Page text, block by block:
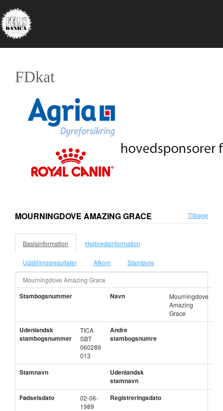
FDkat
MOURNINGDOVE AMAZING GRACE Tilbage
Basisinformation Helbredsinformation
Udstillingsresultater Afkom Stamtavle
Mourningdove Amazing Grace
Stambogsnummer Navn
Mourningdove
Amazing
Grace
Udenlandsk
stambogsnummer
TICA
SBT
060289
013
Andre
stambogsnumre
Stamnavn
Udenlandsk
stamnavn
Fødselsdato
02-06-
1989
Registreringsdato